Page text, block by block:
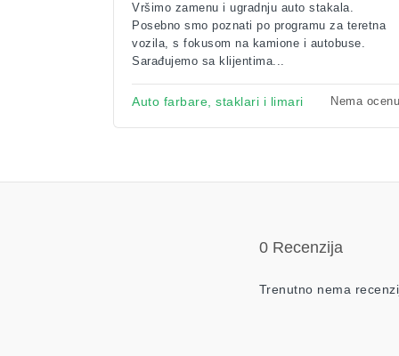
Vršimo zamenu i ugradnju auto stakala.
Posebno smo poznati po programu za teretna
vozila, s fokusom na kamione i autobuse.
Sarađujemo sa klijentima...
Auto farbare, staklari i limari Nema ocenu
0 Recenzija
Trenutno nema